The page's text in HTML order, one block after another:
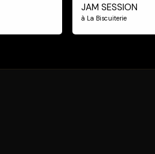
JAM SESSION
à La Biscuiterie